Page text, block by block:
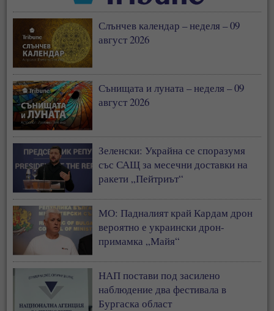
Слънчев календар – неделя – 09
август 2026
Сънищата и луната – неделя – 09
август 2026
Зеленски: Украйна се споразумя
със САЩ за месечни доставки на
ракети „Пейтриът“
МО: Падналият край Кардам дрон
вероятно е украински дрон-
примамка „Майя“
НАП постави под засилено
наблюдение два фестивала в
Бургаска област